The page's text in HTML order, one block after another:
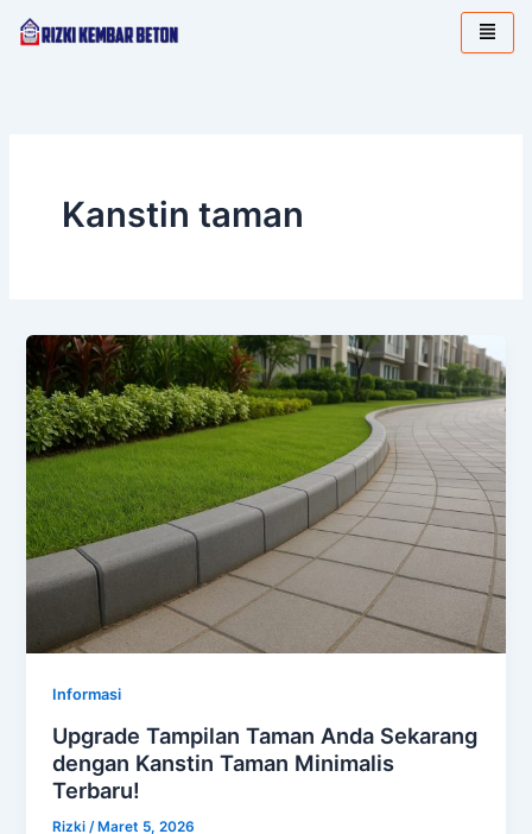
Lewati
Kanstin taman
Informasi
Upgrade Tampilan Taman Anda Sekarang
dengan Kanstin Taman Minimalis
Terbaru!
Rizki/Maret 5, 2026